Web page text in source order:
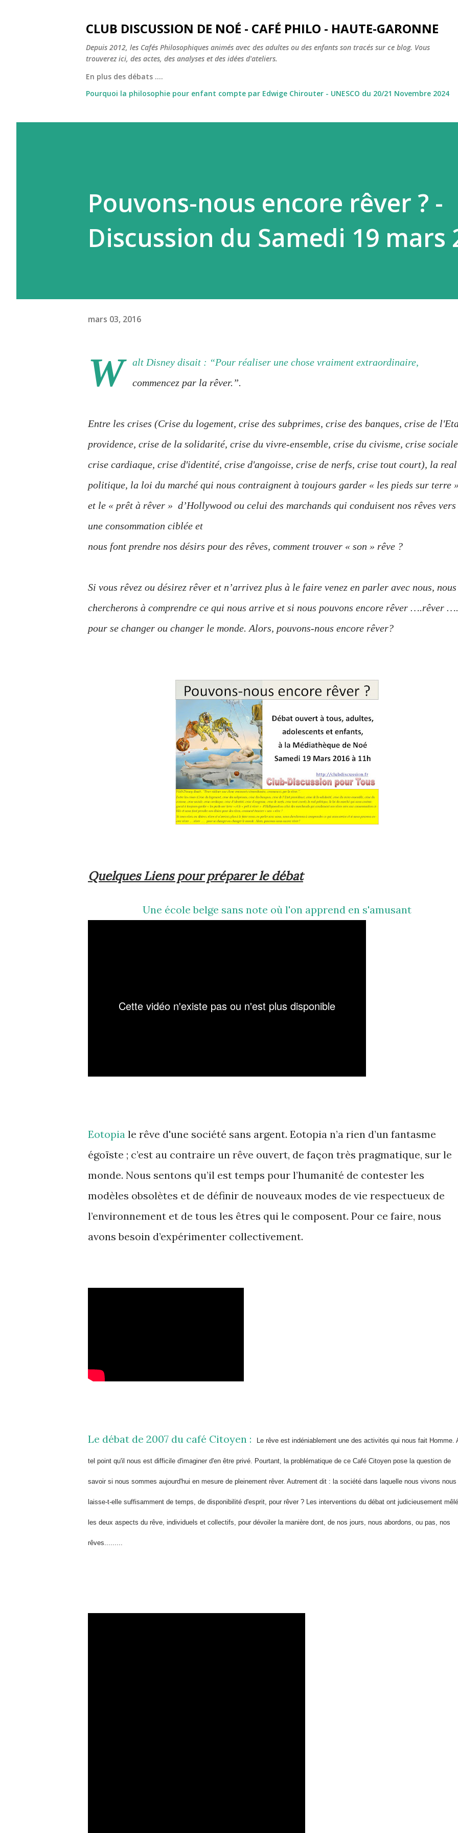
CLUB DISCUSSION DE NOÉ - CAFÉ PHILO - HAUTE-GARONNE
Depuis 2012, les Cafés Philosophiques animés avec des adultes ou des enfants son tracés sur ce blog. Vous
trouverez ici, des actes, des analyses et des idées d'ateliers.
En plus des débats ....
Pourquoi la philosophie pour enfant compte par Edwige Chirouter - UNESCO du 20/21 Novembre 2024
Pouvons-nous encore rêver ? -
Discussion du Samedi 19 mars
mars 03, 2016
W
alt Disney disait : “Pour réaliser une chose vraiment extraordinaire,
commencez par la rêver.”.
Entre les crises (Crise du logement, crise des subprimes, crise des banques, crise de
providence, crise de la solidarité, crise du vivre-ensemble, crise du civisme, crise
crise cardiaque, crise d'identité, crise d'angoisse, crise de nerfs, crise tout court), la real
politique, la loi du marché qui nous contraignent à toujours garder « les pieds sur terre »
et le « prêt à rêver » d’Hollywood ou celui des marchands qui conduisent nos rêves vers
une consommation ciblée et
nous font prendre nos désirs pour des rêves, comment trouver « son » rêve ?
Si vous rêvez ou désirez rêver et n’arrivez plus à le faire venez en parler avec nous, nous
chercherons à comprendre ce qui nous arrive et si nous pouvons encore rêver ….rêver ….
pour se changer ou changer le monde. Alors, pouvons-nous encore rêver?
Quelques Liens pour préparer le débat
Une école belge sans note où l'on apprend en s'amusant
Eotopia le rêve d'une société sans argent. Eotopia n’a rien d’un fantasme
égoïste ; c’est au contraire un rêve ouvert, de façon très pragmatique, sur le
monde. Nous sentons qu’il est temps pour l’humanité de contester les
modèles obsolètes et de définir de nouveaux modes de vie respectueux de
l’environnement et de tous les êtres qui le composent. Pour ce faire, nous
avons besoin d’expérimenter collectivement.
Le débat de 2007 du café Citoyen : Le rêve est indéniablement une des activités qui nous fait Homme.
tel point qu'il nous est difficile d'imaginer d'en être privé. Pourtant, la problématique de ce Café Citoyen pose la question de
savoir si nous sommes aujourd'hui en mesure de pleinement rêver. Autrement dit : la société dans laquelle nous vivons nous
laisse-t-elle suffisamment de temps, de disponibilité d'esprit, pour rêver ? Les interventions du débat ont judicieusement mêlé
les deux aspects du rêve, individuels et collectifs, pour dévoiler la manière dont, de nos jours, nous abordons, ou pas, nos
rêves.........